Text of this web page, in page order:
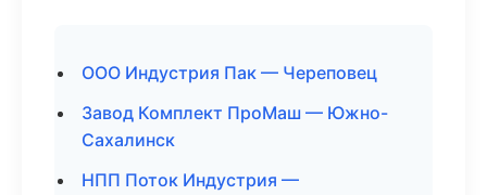
ООО Индустрия Пак — Череповец
Завод Комплект ПроМаш — Южно-
Сахалинск
НПП Поток Индустрия —